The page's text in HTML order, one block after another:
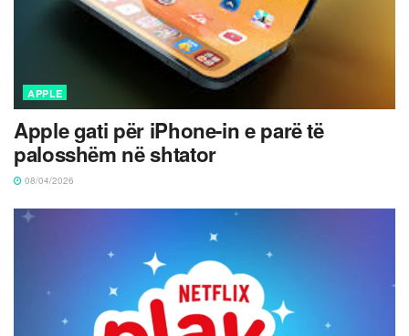
APPLE
Apple gati për iPhone-in e parë të
palosshëm në shtator
08/04/2026